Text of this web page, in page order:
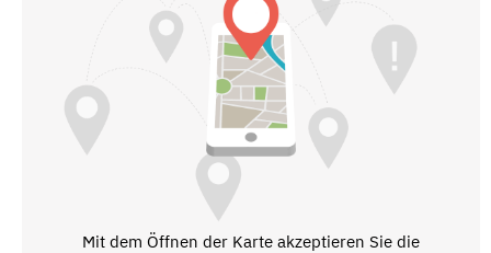
Mit dem Öffnen der Karte akzeptieren Sie die